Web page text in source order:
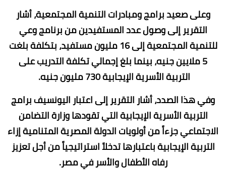
وعلى صعيد برامج ومبادرات التنمية المجتمعية، أشار
التقرير إلى وصول عدد المستفيدين من برنامج وعي
للتنمية المجتمعية إلى 16 مليون مستفيد، بتكلفة بلغت
5 ملايين جنيه، بينما بلغ إجمالي تكلفة التدريب على
التربية الأسرية الإيجابية 730 مليون جنيه.
وفي هذا الصدد، أشار التقرير إلى اعتبار اليونسيف برامج
التربية الأسرية الإيجابية التي تقودها وزارة التضامن
الاجتماعي جزءاً من أولويات الدولة المصرية المتنامية إزاء
التربية الإيجابية باعتبارها تدخلاً استراتيجياً من أجل تعزيز
رفاه الأطفال والأسر في مصر.